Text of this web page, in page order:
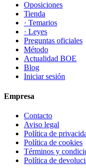
Oposiciones
Tienda
· Temarios
· Leyes
Preguntas oficiales
Método
Actualidad BOE
Blog
Iniciar sesión
Empresa
Contacto
Aviso legal
Política de
Política de cookies
Términos y
Política de